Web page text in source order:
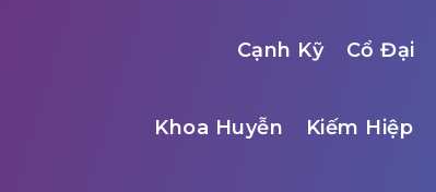
Cạnh Kỹ Cổ Đại
Khoa Huyễn Kiếm Hiệp